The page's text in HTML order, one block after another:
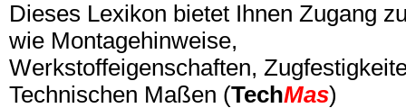
Dieses Lexikon bietet Ihnen Zugang
wie Montagehinweise,
Werkstoffeigenschaften,
Technischen Maßen (TechMas)